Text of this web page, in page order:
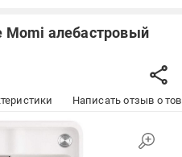
Momi алебастровый
Написать отзыв о